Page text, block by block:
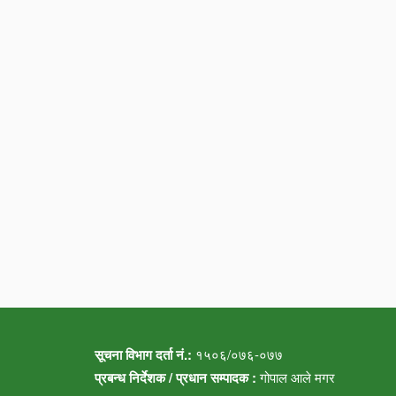
सूचना विभाग दर्ता नं.: १५०६/०७६-०७७
प्रबन्ध निर्देशक / प्रधान सम्पादक :गोपाल आले मगर